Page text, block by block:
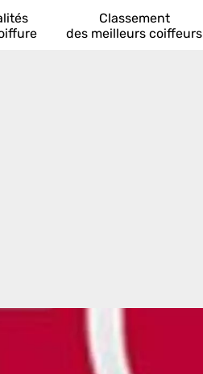
Classement
des meilleurs coiffeurs